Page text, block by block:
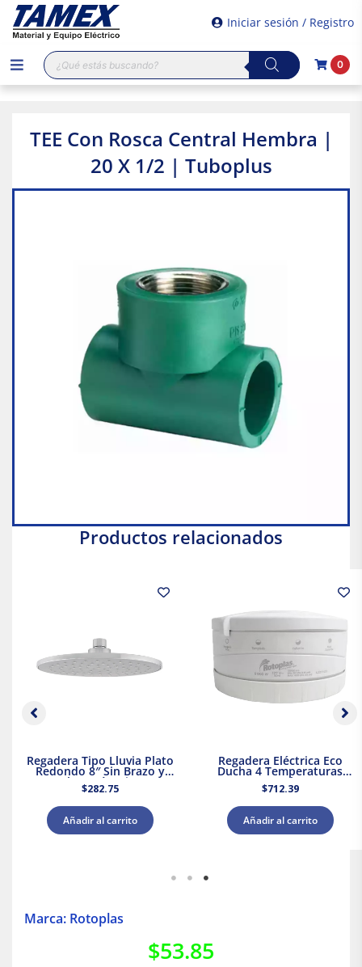
Iniciar sesión / Registro
Búsqueda
de
productos
0
TEE Con Rosca Central Hembra |
20 X 1/2 | Tuboplus
Productos relacionados
Regadera Tipo Lluvia Plato
Redondo 8″ Sin Brazo y
Chapetón Dica
$282.75
Añadir al carrito
Regadera Eléctrica Eco
Ducha 4 Temperaturas
5000 W Rotoplas 310996
$712.39
Añadir al carrito
Marca: Rotoplas
$53.85